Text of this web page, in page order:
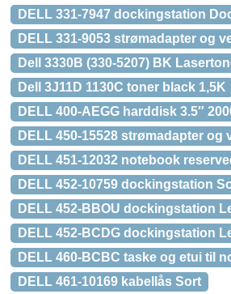
DELL 331-7947 dockingstation
DELL 331-9053 strømadapter og
Dell 3330B (330-5207) BK
Dell 3J11D 1130C toner black 1,5K
DELL 400-AEGG harddisk 3.5″
DELL 450-15528 strømadapter
DELL 451-12032 notebook
DELL 452-10759 dockingstation
DELL 452-BBOU dockingstation
DELL 452-BCDG dockingstation
DELL 460-BCBC taske og etui til
DELL 461-10169 kabellås Sort